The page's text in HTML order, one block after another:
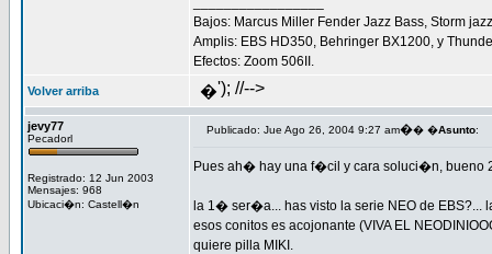
Bajos: Marcus Miller Fender Jazz Bass, Storm
Amplis: EBS HD350, Behringer BX1200, y
Efectos: Zoom 506II.
Volver arriba �'); //-->
jevy77
Pecadorl
Registrado: 12 Jun 2003
Mensajes: 968
Ubicaci�n: Castell�n
Publicado: Jue Ago 26, 2004 9:27 am�� �Asunto:
Pues ah� hay una f�cil y cara soluci�n, bueno
la 1� ser�a... has visto la serie NEO de EBS?...
esos conitos es acojonante (VIVA EL
quiere pilla MIKI.